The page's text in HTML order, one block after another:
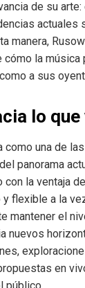
de su
actuales
manera,
cómo la
a sus
lo que
como una de
panorama
con la ventaja
flexible a la
mantener el
nuevos
en